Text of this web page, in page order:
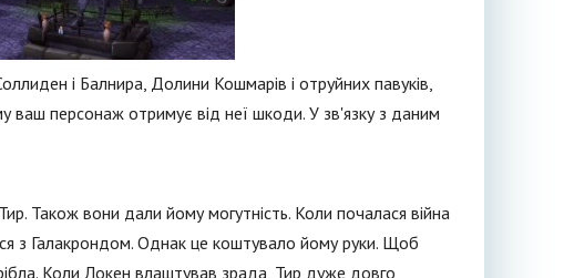
і Балнира, Долини Кошмарів і отруйних павуків,
ваш персонаж отримує від неї шкоди. У зв'язку з даним
Також вони дали йому могутність. Коли почалася війна
з Галакрондом. Однак це коштувало йому руки. Щоб
Коли Локен влаштував зрада, Тир дуже довго